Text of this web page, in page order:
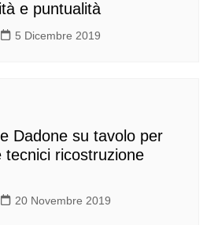
e puntualità
5 Dicembre 2019
Dadone su tavolo per
tecnici ricostruzione
20 Novembre 2019